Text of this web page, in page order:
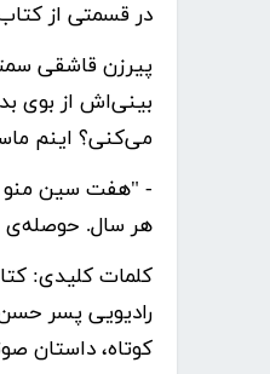
در قسمتی از
پیرزن قاشقی
بینی‌اش از بوی
می‌کنی؟ اینم
- "هفت سین منو
هر سال. حوصله‌ی
کلمات کلیدی:
رادیویی پسر
کوتاه، داستان